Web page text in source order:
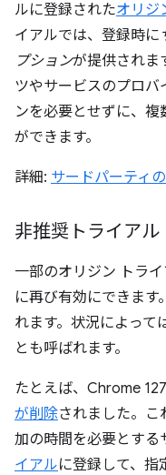
ルに登録されたオリジ
イアルでは、登録時に
プションが提供されま
ツやサービスのプロバ
ンを必要とせずに、
ができます。
詳細: サードパーティ
非推奨トライアル
一部のオリジン トラ
に再び有効にできま
れます。 状況によって
とも呼ばれます。
たとえば、Chrome 127
が削除されました。
加の時間を必要とする
イアルに登録して、指